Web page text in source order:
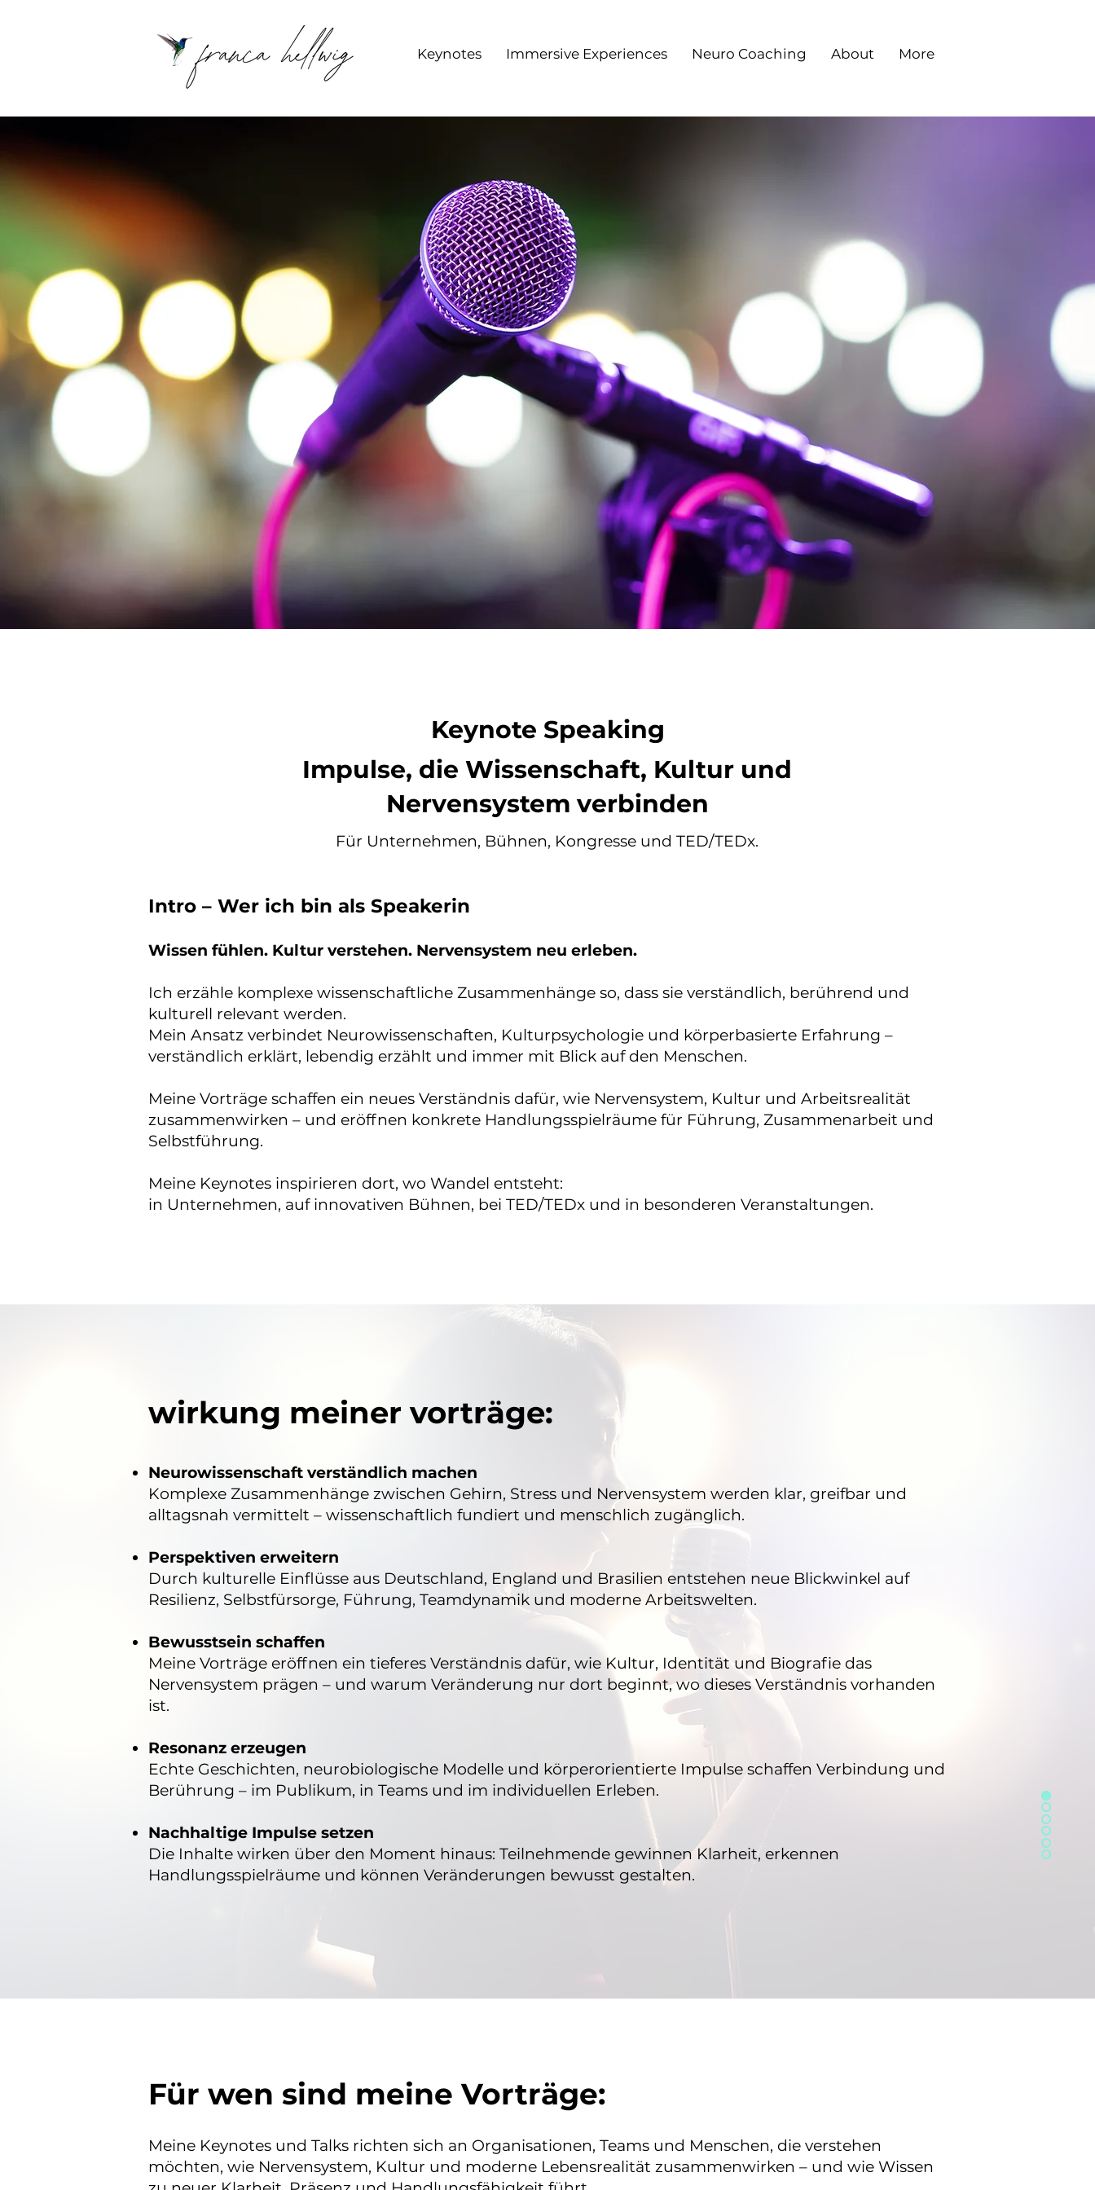
Keynotes Immersive Experiences Neuro Coaching About More
Keynote Speaking
Impulse, die Wissenschaft, Kultur und
Nervensystem verbinden
Für Unternehmen, Bühnen, Kongresse und TED/TEDx.
Intro – Wer ich bin als Speakerin
Wissen fühlen. Kultur verstehen. Nervensystem neu erleben.
Ich erzähle komplexe wissenschaftliche Zusammenhänge so, dass sie verständlich, berührend und
kulturell relevant werden.
Mein Ansatz verbindet Neurowissenschaften, Kulturpsychologie und körperbasierte Erfahrung –
verständlich erklärt, lebendig erzählt und immer mit Blick auf den Menschen.
​Meine Vorträge schaffen ein neues Verständnis dafür, wie Nervensystem, Kultur und Arbeitsrealität
zusammenwirken – und eröffnen konkrete Handlungsspielräume für Führung, Zusammenarbeit und
Selbstführung.
Meine Keynotes inspirieren dort, wo Wandel entsteht:
in Unternehmen, auf innovativen Bühnen, bei TED/TEDx und in besonderen Veranstaltungen.
wirkung meiner vorträge:
Neurowissenschaft verständlich machen
Komplexe Zusammenhänge zwischen Gehirn, Stress und Nervensystem werden klar, greifbar und
alltagsnah vermittelt – wissenschaftlich fundiert und menschlich zugänglich.
Perspektiven erweitern
Durch kulturelle Einflüsse aus Deutschland, England und Brasilien entstehen neue Blickwinkel auf
Resilienz, Selbstfürsorge, Führung, Teamdynamik und moderne Arbeitswelten.
Bewusstsein schaffen
Meine Vorträge eröffnen ein tieferes Verständnis dafür, wie Kultur, Identität und Biografie das
Nervensystem prägen – und warum Veränderung nur dort beginnt, wo dieses Verständnis vorhanden
ist.
Resonanz erzeugen
Echte Geschichten, neurobiologische Modelle und körperorientierte Impulse schaffen Verbindung und
Berührung – im Publikum, in Teams und im individuellen Erleben.
Nachhaltige Impulse setzen
Die Inhalte wirken über den Moment hinaus: Teilnehmende gewinnen Klarheit, erkennen
Handlungsspielräume und können Veränderungen bewusst gestalten.
Für wen sind meine Vorträge:
Meine Keynotes und Talks richten sich an Organisationen, Teams und Menschen, die verstehen
möchten, wie Nervensystem, Kultur und moderne Lebensrealität zusammenwirken – und wie Wissen